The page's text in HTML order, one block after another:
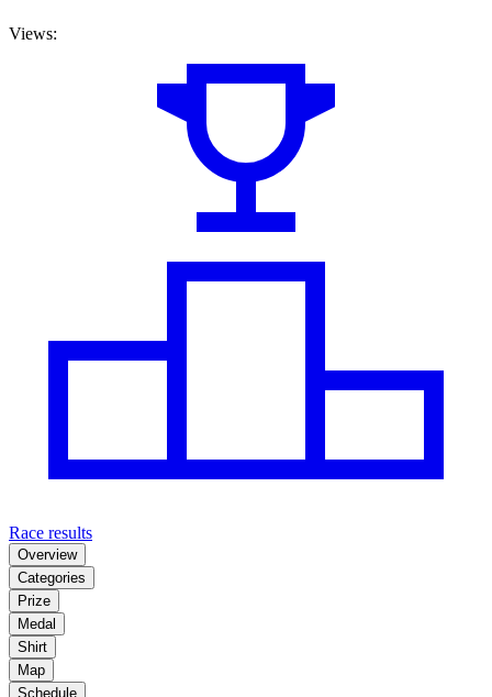
Views:
Race results
Overview
Categories
Prize
Medal
Shirt
Map
Schedule